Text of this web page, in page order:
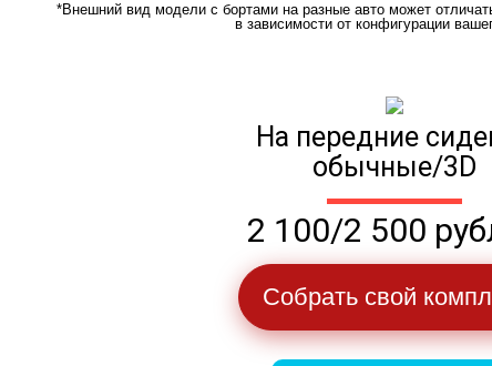
*Внешний вид модели с бортами на разные авто может
в зависимости от конфигурации
На передние
обычные/3D
2 100/2 500
Собрать свой